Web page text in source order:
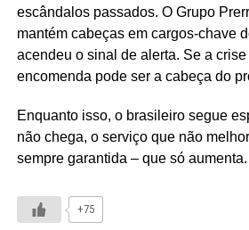
escândalos passados. O Grupo
mantém cabeças em cargos-chave
acendeu o sinal de alerta. Se a
encomenda pode ser a cabeça do
Enquanto isso, o brasileiro segue
não chega, o serviço que não
sempre garantida – que só aumenta.
+75